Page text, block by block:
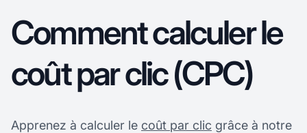
Comment calculer le
coût par clic (CPC)
Apprenez à calculer le coût par clic grâce à notre